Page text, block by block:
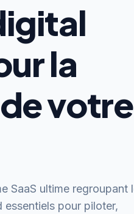
la
votre
SaaS ultime regroupant
pour piloter,